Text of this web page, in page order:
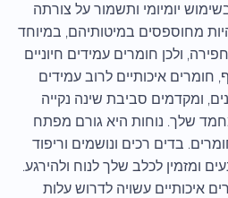
יומיומי ותשמור על צורתה
מחוספסים במיטותיהם, במיוחד
ולכן חומרים עמידים חיוניים
חומרים איכותיים לרוב עמידים
ומקדמים סביבת שינה נקייה
שלך. נוחות היא גורם מפתח
בדים רכים ונושמים וריפוד
ומזמין לכלב שלך לנוח ולהירגע.
איכותיים עשויה לדרוש עלות